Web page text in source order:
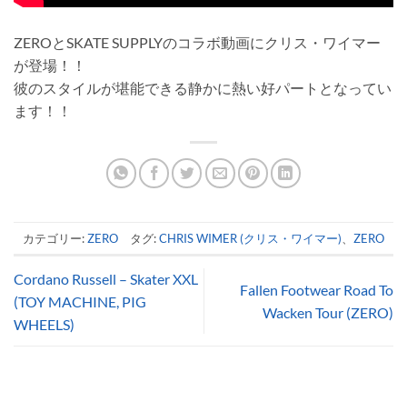
ZEROとSKATE SUPPLYのコラボ動画にクリス・ワイマー
が登場！！
彼のスタイルが堪能できる静かに熱い好パートとなってい
ます！！
カテゴリー:ZERO タグ:CHRIS WIMER (クリス・ワイマー) ZERO
Cordano Russell – Skater XXL
(TOY MACHINE, PIG
WHEELS)
Fallen Footwear Road To
Wacken Tour (ZERO)